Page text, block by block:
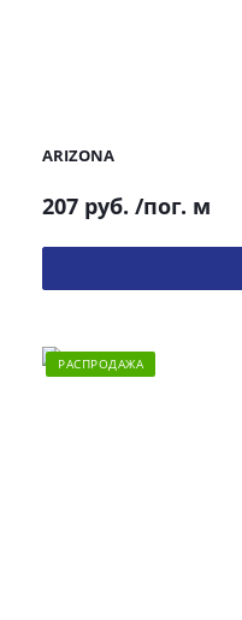
ARIZONA
207 руб. /пог. м
РАСПРОДАЖА